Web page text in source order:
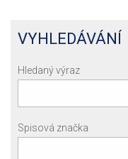
VYHLEDÁVÁNÍ
Hledaný výraz
Spisová značka